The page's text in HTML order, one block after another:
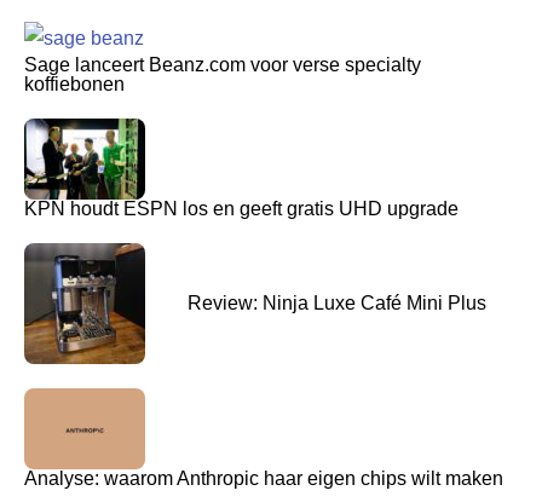
Sage lanceert Beanz.com voor verse specialty
koffiebonen
KPN houdt ESPN los en geeft gratis UHD upgrade
Review: Ninja Luxe Café Mini Plus
Analyse: waarom Anthropic haar eigen chips wilt maken